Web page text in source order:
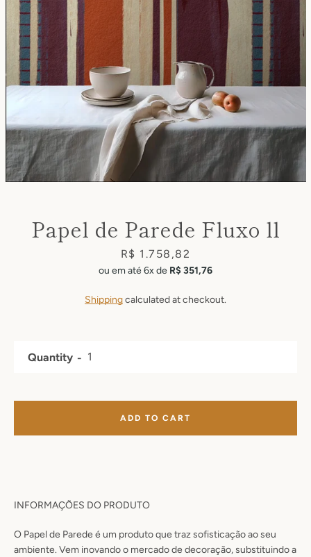
FacebookPinterestInstagram
Papel de Parede Fluxo ll
Price
R$ 1.758,82
ou em até 6x de R$ 351,76
Shippingcalculated at checkout.
INFORMAÇÕES DO PRODUTO
O Papel de Parede é um produto que traz sofisticação ao seu
ambiente. Vem inovando o mercado de decoração, substituindo a
Quantity
ADD TO CART